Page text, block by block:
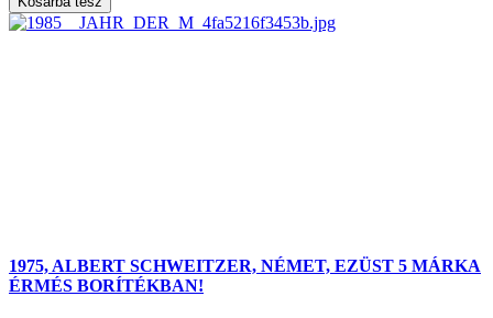
1975, ALBERT SCHWEITZER, NÉMET, EZÜST 5 MÁRKA
ÉRMÉS BORÍTÉKBAN!